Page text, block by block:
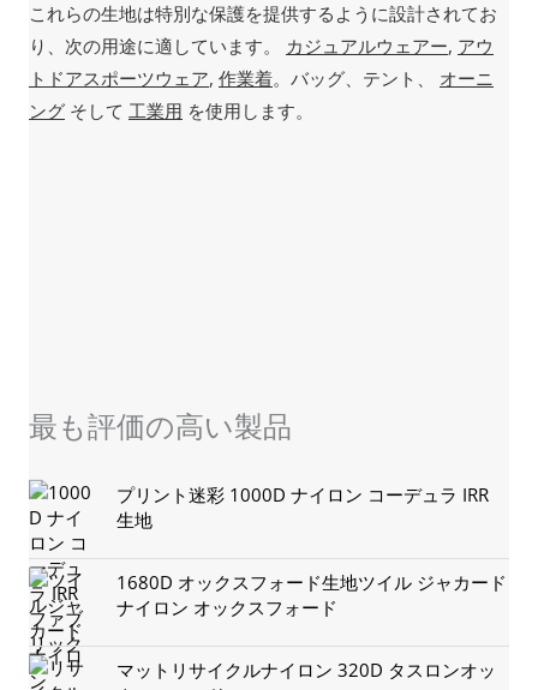
これらの生地は特別な保護を提供するように設計されてお
り、次の用途に適しています。 カジュアルウェアー, アウ
トドアスポーツウェア, 作業着。バッグ、テント、 オーニ
ング そして 工業用 を使用します。
最も評価の高い製品
プリント迷彩 1000D ナイロン コーデュラ IRR
生地
1680D オックスフォード生地ツイル ジャカード
ナイロン オックスフォード
マットリサイクルナイロン 320D タスロンオッ